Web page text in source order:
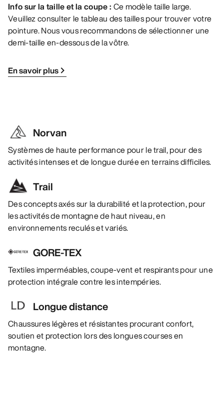
Info sur la taille et la coupe : Ce modèle taille large.
Veuillez consulter le tableau des tailles pour trouver votre
pointure. Nous vous recommandons de sélectionner une
demi-taille en-dessous de la vôtre.
En savoir plus
Norvan
Systèmes de haute performance pour le trail, pour des
activités intenses et de longue durée en terrains difficiles.
Trail
Des concepts axés sur la durabilité et la protection, pour
les activités de montagne de haut niveau, en
environnements reculés et variés.
GORE-TEX
Textiles imperméables, coupe-vent et respirants pour une
protection intégrale contre les intempéries.
Longue distance
Chaussures légères et résistantes procurant confort,
soutien et protection lors des longues courses en
montagne.